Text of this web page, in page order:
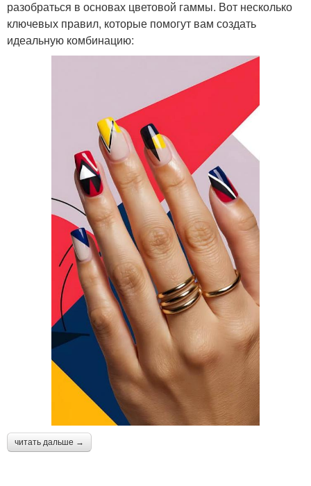
разобраться в основах цветовой гаммы. Вот несколько
ключевых правил, которые помогут вам создать
идеальную комбинацию:
читать дальше →